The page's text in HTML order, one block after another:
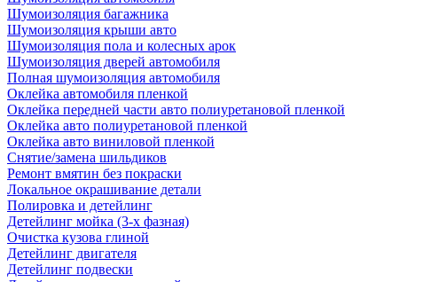
Шумоизоляция багажника
Шумоизоляция крыши авто
Шумоизоляция пола и колесных арок
Шумоизоляция дверей автомобиля
Полная шумоизоляция автомобиля
Оклейка автомобиля пленкой
Оклейка передней части авто полиуретановой пленкой
Оклейка авто полиуретановой пленкой
Оклейка авто виниловой пленкой
Снятие/замена шильдиков
Ремонт вмятин без покраски
Локальное окрашивание детали
Полировка и детейлинг
Детейлинг мойка (3-х фазная)
Очистка кузова глиной
Детейлинг двигателя
Детейлинг подвески